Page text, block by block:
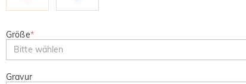
Größe*
Bitte wählen
Gravur